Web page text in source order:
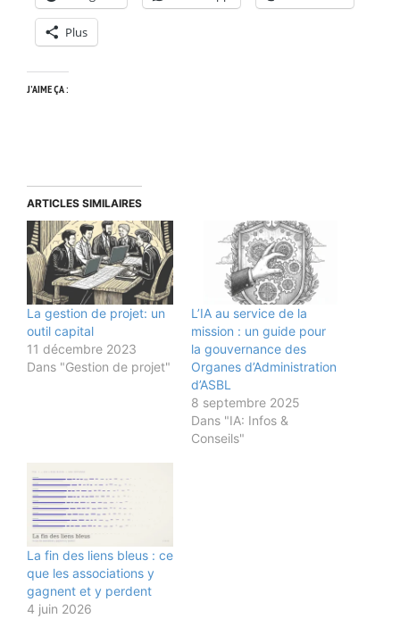
Plus
J’AIME ÇA :
ARTICLES SIMILAIRES
La gestion de projet: un
outil capital
11 décembre 2023
Dans "Gestion de projet"
L’IA au service de la
mission : un guide pour
la gouvernance des
Organes d’Administration
d’ASBL
8 septembre 2025
Dans "IA: Infos &
Conseils"
La fin des liens bleus : ce
que les associations y
gagnent et y perdent
4 juin 2026